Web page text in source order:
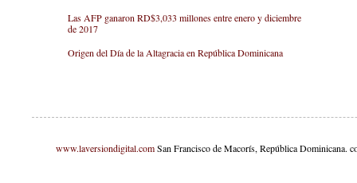
Las AFP ganaron RD$3,033 millones entre enero y diciembre
de 2017
Origen del Día de la Altagracia en República Dominicana
www.laversiondigital.comSan Francisco de Macorís, República Dominicana.